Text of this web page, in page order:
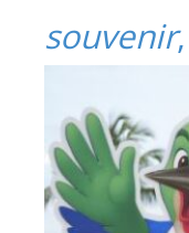
souvenir